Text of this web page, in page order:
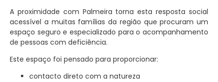
A proximidade com Palmeira torna esta resposta social
acessível a muitas famílias da região que procuram um
espaço seguro e especializado para o acompanhamento
de pessoas com deficiência.
Este espaço foi pensado para proporcionar:
contacto direto com a natureza